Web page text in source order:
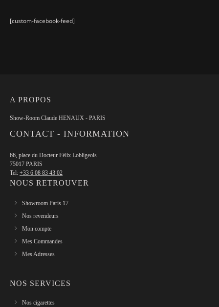
[custom-facebook-feed]
A PROPOS
Show-Room Claude HENAUX - PARIS
CONTACT - INFORMATION
66, place du Docteur Félix Lobligeois
75017 PARIS
Tel: +33 6 08 83 43 02
NOUS RETROUVER
Showroom Paris 17
Nos revendeurs
Mon compte
Mes Commandes
Mes Adresses
NOS SERVICES
Nos cigarettes